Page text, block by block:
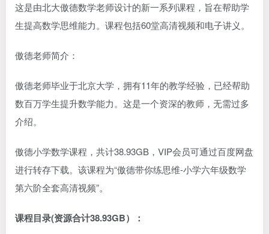
这是由北大傲德数学老师设计的新一系列课程，旨在帮助学
生提高数学思维能力。课程包括60堂高清视频和电子讲义。
傲德老师简介：
傲德老师毕业于北京大学，拥有11年的教学经验，已经帮助
数百万学生提升数学能力。这是一个资深的教师，无需过多
介绍。
傲德小学数学课程，共计38.93GB，VIP会员可通过百度网盘
进行转存下载。该课程为“傲德带你练思维-小学六年级数学
第六阶全套高清视频”。
课程目录(资源合计38.93GB）：